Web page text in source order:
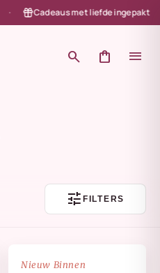
Cadeaus met liefde ingepakt
search shopping_bag menu
tuneFILTERS
NIEUW
Nieuw Binnen